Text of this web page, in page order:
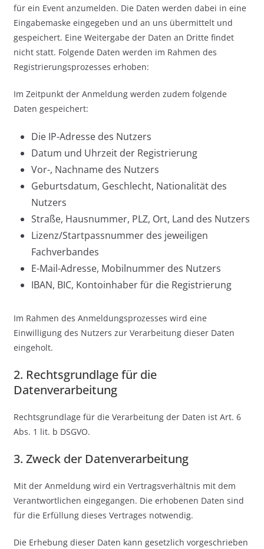
für ein Event anzumelden. Die Daten werden dabei in eine
Eingabemaske eingegeben und an uns übermittelt und
gespeichert. Eine Weitergabe der Daten an Dritte findet
nicht statt. Folgende Daten werden im Rahmen des
Registrierungsprozesses erhoben:
Im Zeitpunkt der Anmeldung werden zudem folgende
Daten gespeichert:
Die IP-Adresse des Nutzers
Datum und Uhrzeit der Registrierung
Vor-, Nachname des Nutzers
Geburtsdatum, Geschlecht, Nationalität des
Nutzers
Straße, Hausnummer, PLZ, Ort, Land des Nutzers
Lizenz/Startpassnummer des jeweiligen
Fachverbandes
E-Mail-Adresse, Mobilnummer des Nutzers
IBAN, BIC, Kontoinhaber für die Registrierung
Im Rahmen des Anmeldungsprozesses wird eine
Einwilligung des Nutzers zur Verarbeitung dieser Daten
eingeholt.
2. Rechtsgrundlage für die
Datenverarbeitung
Rechtsgrundlage für die Verarbeitung der Daten ist Art. 6
Abs. 1 lit. b DSGVO.
3. Zweck der Datenverarbeitung
Mit der Anmeldung wird ein Vertragsverhältnis mit dem
Verantwortlichen eingegangen. Die erhobenen Daten sind
für die Erfüllung dieses Vertrages notwendig.
Die Erhebung dieser Daten kann gesetzlich vorgeschrieben